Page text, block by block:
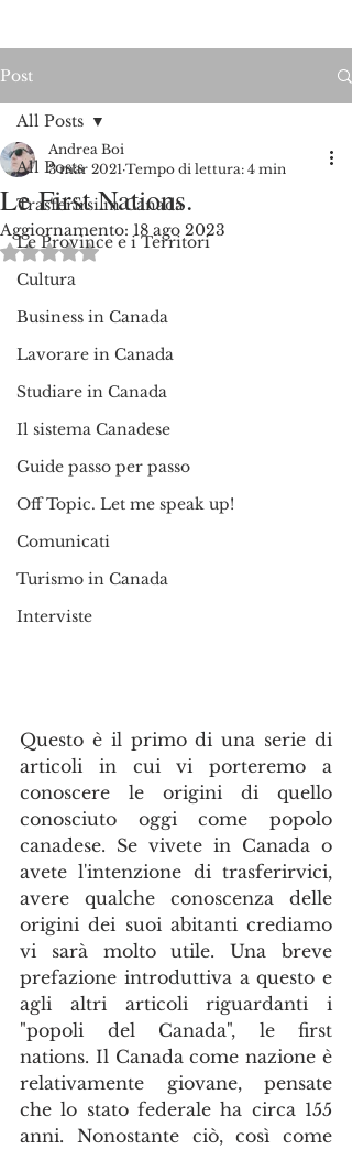
Post
All Posts
Trasferirsi in Canada
Le Province e i Territori
Cultura
Business in Canada
Lavorare in Canada
Studiare in Canada
Il sistema Canadese
Guide passo per passo
Off Topic. Let me speak up!
Comunicati
Turismo in Canada
Interviste
All Posts
Le First Nations.
Andrea Boi
3 mar 2021 Tempo di lettura: 4 min
Aggiornamento: 18 ago 2023
Valutazione NaN stelle su 5.
Questo è il primo di una serie di
articoli in cui vi porteremo a
conoscere le origini di quello
conosciuto oggi come popolo
canadese. Se vivete in Canada o
avete l'intenzione di trasferirvici,
avere qualche conoscenza delle
origini dei suoi abitanti crediamo
vi sarà molto utile. Una breve
prefazione introduttiva a questo e
agli altri articoli riguardanti i
"popoli del Canada", le first
nations. Il Canada come nazione è
relativamente giovane, pensate
che lo stato federale ha circa 155
anni. Nonostante ciò, così come